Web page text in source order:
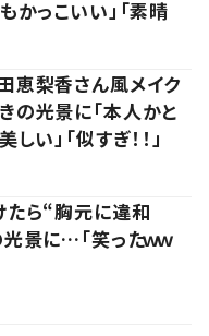
かっこいい」「素晴
恵梨香さん風メイク
光景に「本人かと
い」「似すぎ！！」
たら“胸元に違和
景に…「笑ったｗｗ